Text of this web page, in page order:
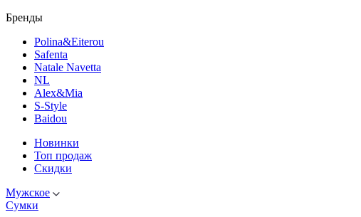
Бренды
Polina&Eiterou
Safenta
Natale Navetta
NL
Alex&Mia
S-Style
Baidou
Новинки
Топ продаж
Скидки
Мужское
Сумки